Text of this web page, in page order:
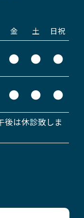
金 土 日祝
● ● ●
● ● ●
は休診致しま